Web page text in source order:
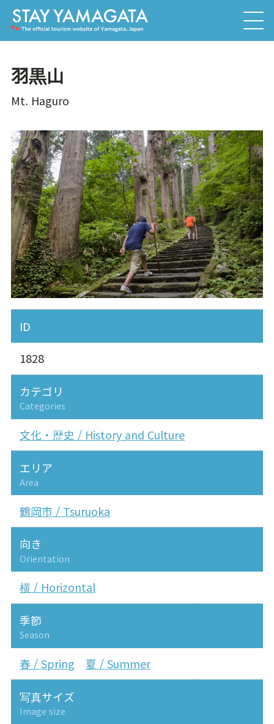
羽黒山
Mt. Haguro
ID
1828
カテゴリ
Categories
文化・歴史 / History and Culture
エリア
Area
鶴岡市 / Tsuruoka
向き
Orientation
横 / Horizontal
季節
Season
春 / Spring 夏 / Summer
写真サイズ
Image size